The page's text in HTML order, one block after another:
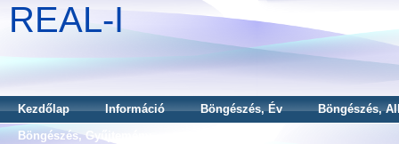
REAL-I
Kezdőlap Információ Böngészés, Év
Böngészés,
Böngészés, Gyűjtemény